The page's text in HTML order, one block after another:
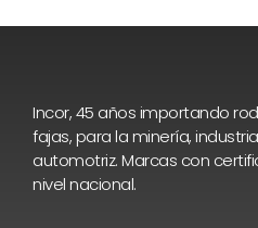
Incor, 45 años importando
fajas, para la minería,
automotriz. Marcas con
nivel nacional.